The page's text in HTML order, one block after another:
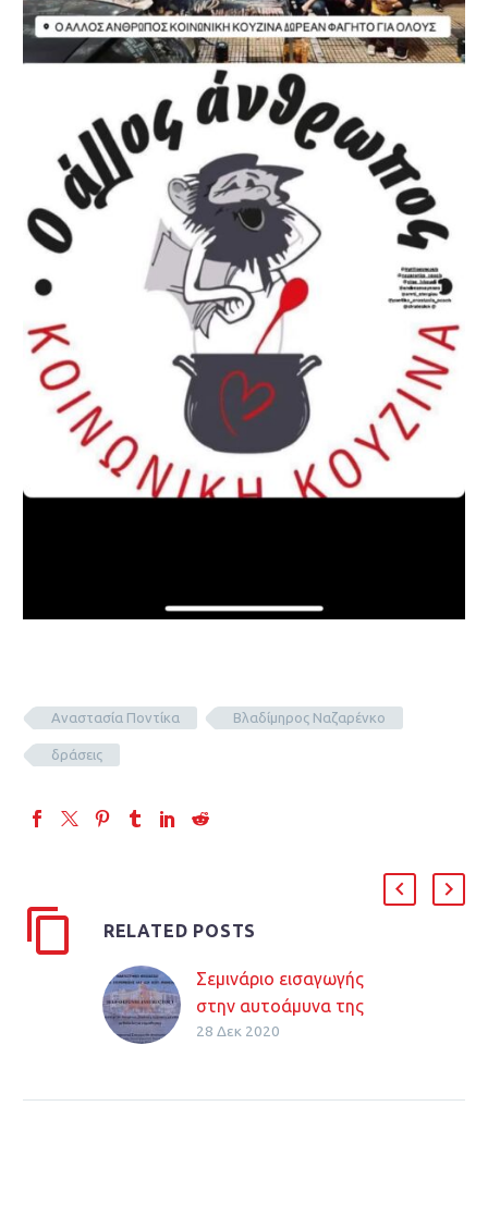
Αναστασία Ποντίκα Βλαδίμηρος Ναζαρένκο
δράσεις
RELATED POSTS
Σεμινάριο εισαγωγής
στην αυτοάμυνα της
Αναστασίας Ποντίκα
28 Δεκ 2020